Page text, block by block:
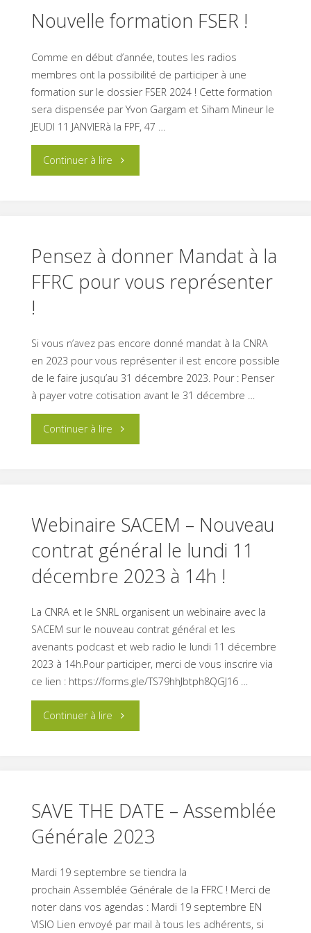
Nouvelle formation FSER !
Comme en début d’année, toutes les radios
membres ont la possibilité de participer à une
formation sur le dossier FSER 2024 ! Cette formation
sera dispensée par Yvon Gargam et Siham Mineur le
JEUDI 11 JANVIERà la FPF, 47 …
Continuer à lire "Nouvelle
Pensez à donner Mandat à la
FFRC pour vous représenter
!
Si vous n’avez pas encore donné mandat à la CNRA
en 2023 pour vous représenter il est encore possible
de le faire jusqu’au 31 décembre 2023. Pour : Penser
à payer votre cotisation avant le 31 décembre …
Continuer à lire "Pensez
Mandat
à
la
FFRC
pour
vous
Webinaire SACEM – Nouveau
contrat général le lundi 11
décembre 2023 à 14h !
La CNRA et le SNRL organisent un webinaire avec la
SACEM sur le nouveau contrat général et les
avenants podcast et web radio le lundi 11 décembre
2023 à 14h.Pour participer, merci de vous inscrire via
ce lien : https://forms.gle/TS79hhJbtph8QGJ16 …
Continuer à lire "Webinaire
Nouveau
contrat
le
lundi
SAVE THE DATE – Assemblée
Générale 2023
Mardi 19 septembre se tiendra la
prochain Assemblée Générale de la FFRC ! Merci de
noter dans vos agendas : Mardi 19 septembre EN
VISIO Lien envoyé par mail à tous les adhérents, si